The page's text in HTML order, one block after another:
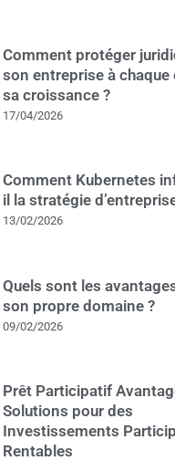
Comment protéger
son entreprise à chaque
sa croissance ?
17/04/2026
Comment Kubernetes
il la stratégie
13/02/2026
Quels sont les
son propre domaine ?
09/02/2026
Prêt Participatif
Solutions pour des
Investissements
Rentables